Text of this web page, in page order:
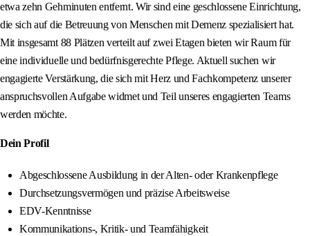
etwa zehn Gehminuten entfernt. Wir sind eine geschlossene Einrichtung,
die sich auf die Betreuung von Menschen mit Demenz spezialisiert hat.
Mit insgesamt 88 Plätzen verteilt auf zwei Etagen bieten wir Raum für
eine individuelle und bedürfnisgerechte Pflege. Aktuell suchen wir
engagierte Verstärkung, die sich mit Herz und Fachkompetenz unserer
anspruchsvollen Aufgabe widmet und Teil unseres engagierten Teams
werden möchte.
Dein Profil
Abgeschlossene Ausbildung in der Alten- oder Krankenpflege
Durchsetzungsvermögen und präzise Arbeitsweise
EDV-Kenntnisse
Kommunikations-, Kritik- und Teamfähigkeit